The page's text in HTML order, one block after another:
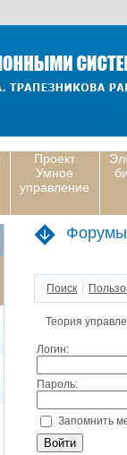
Проект
Умное
управление
Поиск
Теория
Логин:
Пароль:
Запомнить